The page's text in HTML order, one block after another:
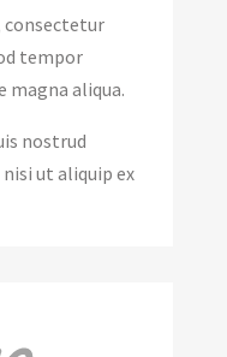
consectetur
tempor
magna aliqua.
nostrud
ut aliquip ex